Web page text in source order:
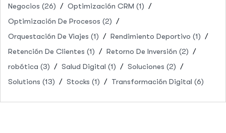
Negocios (26) Optimización CRM (1)
Optimización De Procesos (2)
Orquestación De Viajes (1) Rendimiento Deportivo (1)
Retención De Clientes (1) Retorno De Inversión (2)
robótica (3) Salud Digital (1) Soluciones (2)
Solutions (13) Stocks (1) Transformación Digital (6)